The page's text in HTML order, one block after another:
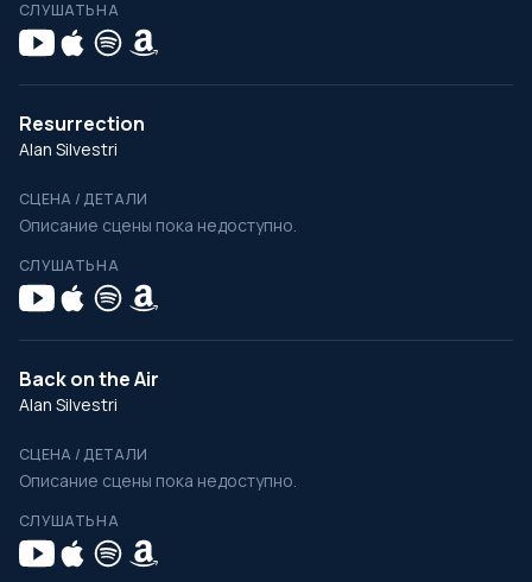
СЛУШАТЬ НА
Resurrection
Alan Silvestri
СЦЕНА / ДЕТАЛИ
Описание сцены пока недоступно.
СЛУШАТЬ НА
Back on the Air
Alan Silvestri
СЦЕНА / ДЕТАЛИ
Описание сцены пока недоступно.
СЛУШАТЬ НА